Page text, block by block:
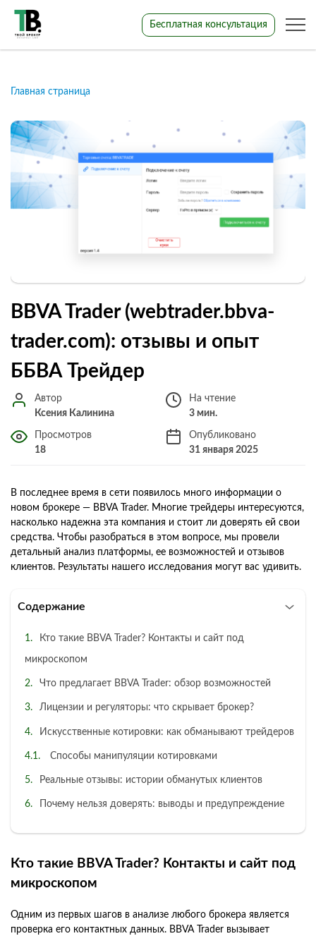
Бесплатная консультация
Главная страница
BBVA Trader (webtrader.bbva-
trader.com): отзывы и опыт
ББВА Трейдер
Автор
Ксения Калинина
На чтение
3 мин.
Просмотров
18
Опубликовано
31 января 2025
В последнее время в сети появилось много информации о
новом брокере — BBVA Trader. Многие трейдеры интересуются,
насколько надежна эта компания и стоит ли доверять ей свои
средства. Чтобы разобраться в этом вопросе, мы провели
детальный анализ платформы, ее возможностей и отзывов
клиентов. Результаты нашего исследования могут вас удивить.
Содержание
Кто такие BBVA Trader? Контакты и сайт под
микроскопом
Что предлагает BBVA Trader: обзор возможностей
Лицензии и регуляторы: что скрывает брокер?
Искусственные котировки: как обманывают трейдеров
Способы манипуляции котировками
Реальные отзывы: истории обманутых клиентов
Почему нельзя доверять: выводы и предупреждение
Кто такие BBVA Trader? Контакты и сайт под
микроскопом
Одним из первых шагов в анализе любого брокера является
проверка его контактных данных. BBVA Trader вызывает